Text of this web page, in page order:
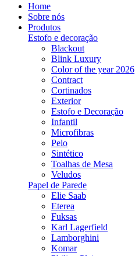
Home
Sobre nós
Produtos
Estofo e decoração
Blackout
Blink Luxury
Color of the year 2026
Contract
Cortinados
Exterior
Estofo e Decoração
Infantil
Microfibras
Pelo
Sintético
Toalhas de Mesa
Veludos
Papel de Parede
Elie Saab
Eterea
Fuksas
Karl Lagerfield
Lamborghini
Komar